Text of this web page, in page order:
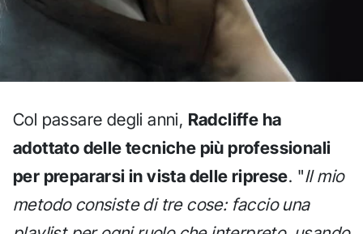
Col passare degli anni, Radcliffe ha
adottato delle tecniche più professionali
per prepararsi in vista delle riprese. "Il mio
metodo consiste di tre cose: faccio una